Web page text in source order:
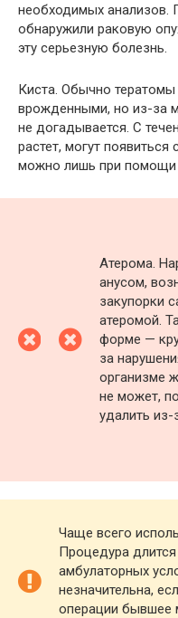
необходимых анализов.
обнаружили раковую
эту серьезную болезнь.
Киста. Обычно
врожденными, но из-за
не догадывается. С
растет, могут
можно лишь при помощи
Атерома.
анусом,
закупорки
атеромой.
форме —
за
организме
не может,
удалить из-
Чаще всего
Процедура
амбулаторных
незначительна,
операции бывшее